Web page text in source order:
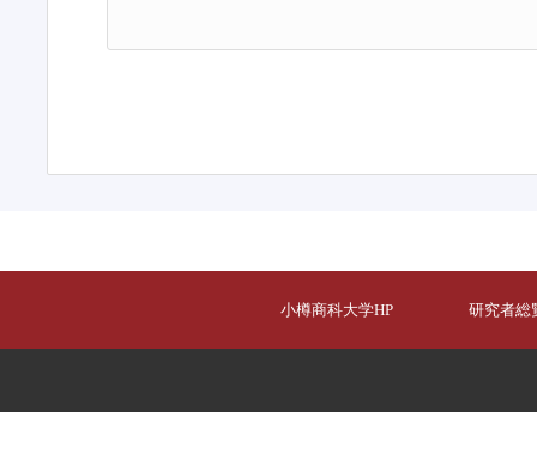
小樽商科大学HP 研究者総